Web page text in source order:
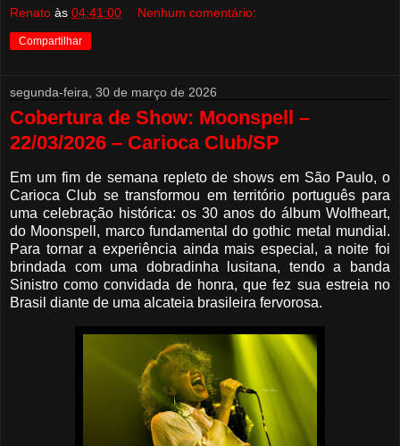
Renato às 04:41:00 Nenhum comentário:
Compartilhar
segunda-feira, 30 de março de 2026
Cobertura de Show: Moonspell –
22/03/2026 – Carioca Club/SP
Em um fim de semana repleto de shows em São Paulo, o
Carioca Club se transformou em território português para
uma celebração histórica: os 30 anos do álbum Wolfheart,
do Moonspell, marco fundamental do gothic metal mundial.
Para tornar a experiência ainda mais especial, a noite foi
brindada com uma dobradinha lusitana, tendo a banda
Sinistro como convidada de honra, que fez sua estreia no
Brasil diante de uma alcateia brasileira fervorosa.